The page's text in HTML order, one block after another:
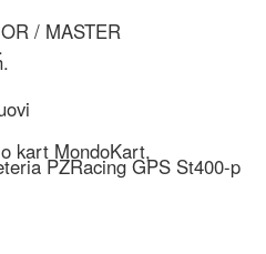
/ MASTER
kart MondoKart,
PZRacing GPS St400-p